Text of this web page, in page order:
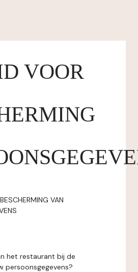
VOOR
VAN
het restaurant bij de
persoonsgegevens?